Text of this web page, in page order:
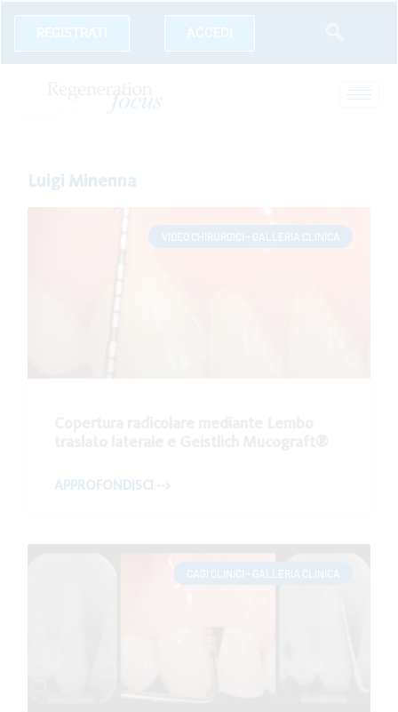
REGISTRATI ACCEDI
Luigi Minenna
VIDEO CHIRURGICI - GALLERIA CLINICA
APPROFONDISCI -->
CASI CLINICI - GALLERIA CLINICA